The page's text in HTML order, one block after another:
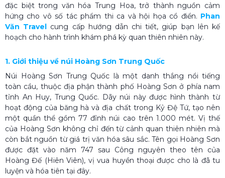
đặc biệt trong văn hóa Trung Hoa, trở thành nguồn cảm
hứng cho vô số tác phẩm thi ca và hội họa cổ điển. Phan
Văn Travel cung cấp hướng dẫn chi tiết, giúp bạn lên kế
hoạch cho hành trình khám phá kỳ quan thiên nhiên này.
1. Giới thiệu về núi Hoàng Sơn Trung Quốc
Núi Hoàng Sơn Trung Quốc là một danh thắng nổi tiếng
toàn cầu, thuộc địa phận thành phố Hoàng Sơn ở phía nam
tỉnh An Huy, Trung Quốc. Dãy núi này được hình thành từ
hoạt động của băng hà và địa chất trong Kỷ Đệ Tứ, tạo nên
một quần thể gồm 77 đỉnh núi cao trên 1.000 mét. Vị thế
của Hoàng Sơn không chỉ đến từ cảnh quan thiên nhiên mà
còn bắt nguồn từ giá trị văn hóa sâu sắc. Tên gọi Hoàng Sơn
được đặt vào năm 747 sau Công nguyên theo tên của
Hoàng Đế (Hiên Viên), vị vua huyền thoại được cho là đã tu
luyện và hóa tiên tại đây.